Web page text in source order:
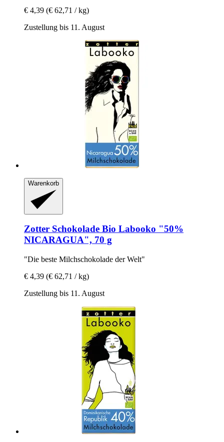
€ 4,39 (€ 62,71 / kg)
Zustellung bis 11. August
Warenkorb
Zotter Schokolade Bio Labooko "50%
NICARAGUA", 70 g
"Die beste Milchschokolade der Welt"
€ 4,39 (€ 62,71 / kg)
Zustellung bis 11. August